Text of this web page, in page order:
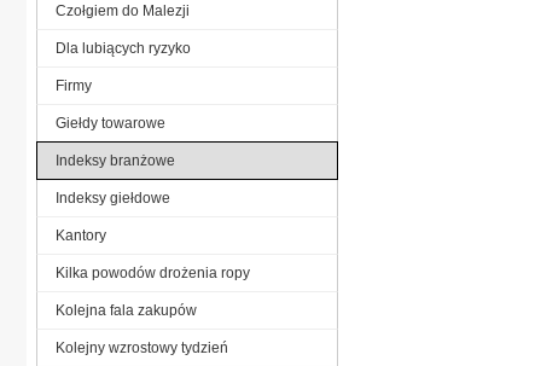
Czołgiem do Malezji
Dla lubiących ryzyko
Firmy
Giełdy towarowe
Indeksy branżowe
Indeksy giełdowe
Kantory
Kilka powodów drożenia ropy
Kolejna fala zakupów
Kolejny wzrostowy tydzień